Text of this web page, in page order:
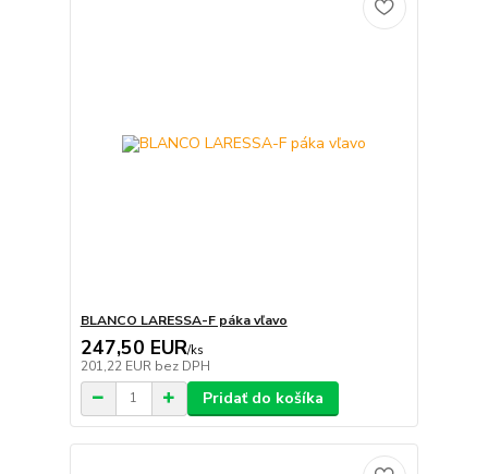
BLANCO LARESSA-F páka vľavo
247,50 EUR/ks
201,22 EUR bez DPH
Pridať do košíka